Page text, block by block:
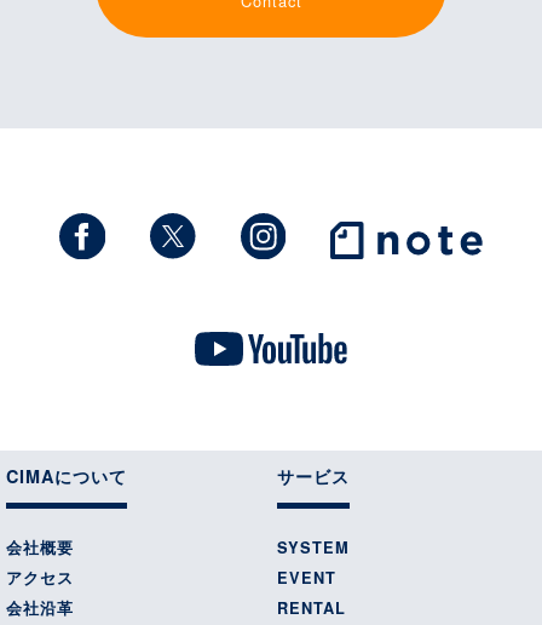
CIMAについて
会社概要
アクセス
会社沿革
サービス
SYSTEM
EVENT
RENTAL